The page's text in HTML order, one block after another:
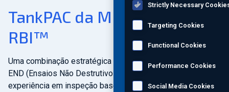
TankPAC da MISTRAS com
RBI™
Uma combinação estratégica das soluções avançadas de
END (Ensaios Não Destrutivos) da MISTRAS e nossa
experiência em inspeção baseada em risco (RBI) pode
Strictly Necessary
Targeting Cookies
Functional Cookies
Performance Cookies
Social Media Cookies